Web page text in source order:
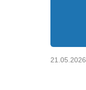
21.05.2026